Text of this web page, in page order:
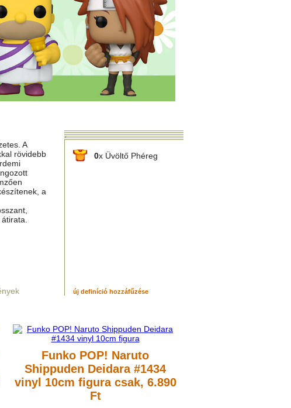
A
rövidebb
a
0x Üvöltő Phéreg
új definíció hozzáfűzése
Funko POP! Naruto
Shippuden Deidara #1434
vinyl 10cm figuracsak, 6.890
Ft